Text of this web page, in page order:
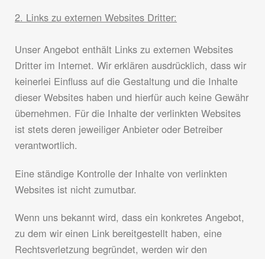
2. Links zu externen Websites Dritter:
Unser Angebot enthält Links zu externen Websites
Dritter im Internet. Wir erklären ausdrücklich, dass wir
keinerlei Einfluss auf die Gestaltung und die Inhalte
dieser Websites haben und hierfür auch keine Gewähr
übernehmen. Für die Inhalte der verlinkten Websites
ist stets deren jeweiliger Anbieter oder Betreiber
verantwortlich.
Eine ständige Kontrolle der Inhalte von verlinkten
Websites ist nicht zumutbar.
Wenn uns bekannt wird, dass ein konkretes Angebot,
zu dem wir einen Link bereitgestellt haben, eine
Rechtsverletzung begründet, werden wir den